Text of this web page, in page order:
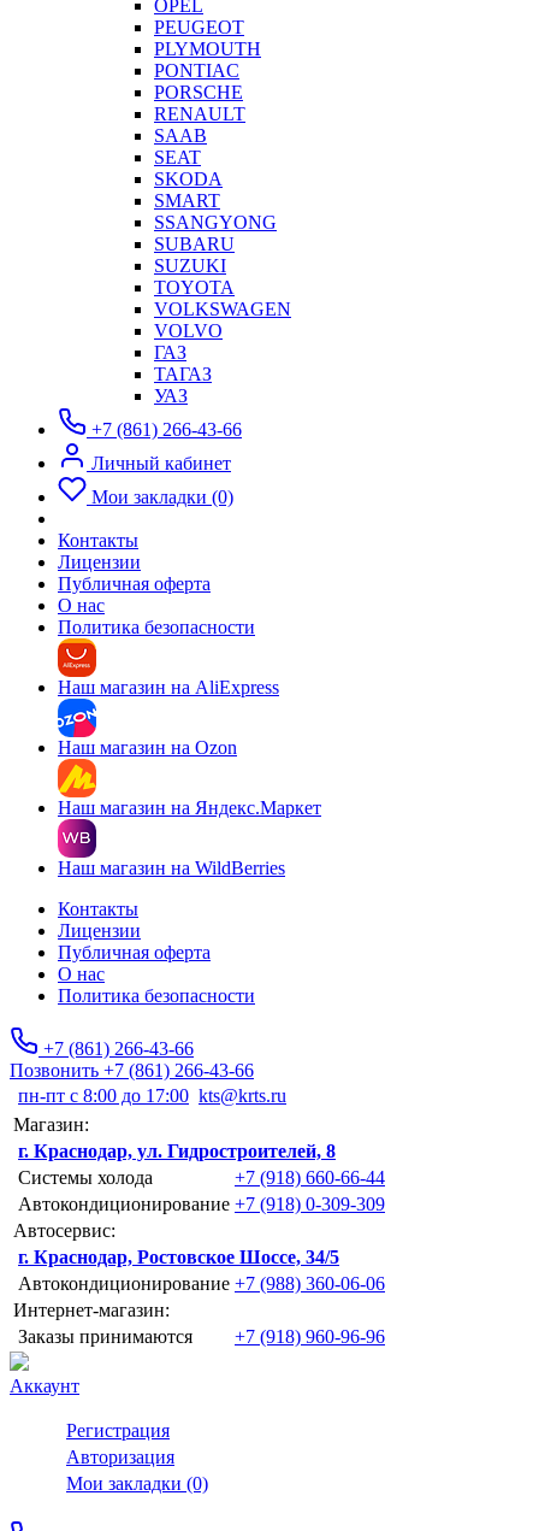
OPEL
PEUGEOT
PLYMOUTH
PONTIAC
PORSCHE
RENAULT
SAAB
SEAT
SKODA
SMART
SSANGYONG
SUBARU
SUZUKI
TOYOTA
VOLKSWAGEN
VOLVO
ГАЗ
ТАГАЗ
УАЗ
+7 (861) 266-43-66
Личный кабинет
Мои закладки (0)
Контакты
Лицензии
Публичная оферта
О нас
Политика безопасности
Наш магазин на AliExpress
Наш магазин на Ozon
Наш магазин на Яндекс.Маркет
Наш магазин на WildBerries
Контакты
Лицензии
Публичная оферта
О нас
Политика безопасности
+7 (861) 266-43-66
Позвонить +7 (861) 266-43-66
пн-пт с 8:00 до 17:00 kts@krts.ru
Магазин:
г. Краснодар, ул. Гидростроителей, 8
Системы холода
+7 (918) 660-66-44
Автокондиционирование +7 (918) 0-309-309
Автосервис:
г. Краснодар, Ростовское Шоссе, 34/5
Автокондиционирование +7 (988) 360-06-06
Интернет-магазин:
Заказы принимаются
+7 (918) 960-96-96
Аккаунт
Регистрация
Авторизация
Мои закладки (0)